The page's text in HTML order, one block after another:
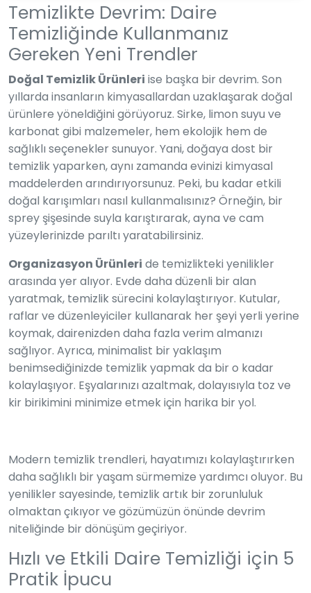
Temizlikte Devrim: Daire
Temizliğinde Kullanmanız
Gereken Yeni Trendler
Doğal Temizlik Ürünleri ise başka bir devrim. Son
yıllarda insanların kimyasallardan uzaklaşarak doğal
ürünlere yöneldiğini görüyoruz. Sirke, limon suyu ve
karbonat gibi malzemeler, hem ekolojik hem de
sağlıklı seçenekler sunuyor. Yani, doğaya dost bir
temizlik yaparken, aynı zamanda evinizi kimyasal
maddelerden arındırıyorsunuz. Peki, bu kadar etkili
doğal karışımları nasıl kullanmalısınız? Örneğin, bir
sprey şişesinde suyla karıştırarak, ayna ve cam
yüzeylerinizde parıltı yaratabilirsiniz.
Organizasyon Ürünleri de temizlikteki yenilikler
arasında yer alıyor. Evde daha düzenli bir alan
yaratmak, temizlik sürecini kolaylaştırıyor. Kutular,
raflar ve düzenleyiciler kullanarak her şeyi yerli yerine
koymak, dairenizden daha fazla verim almanızı
sağlıyor. Ayrıca, minimalist bir yaklaşım
benimsediğinizde temizlik yapmak da bir o kadar
kolaylaşıyor. Eşyalarınızı azaltmak, dolayısıyla toz ve
kir birikimini minimize etmek için harika bir yol.
Modern temizlik trendleri, hayatımızı kolaylaştırırken
daha sağlıklı bir yaşam sürmemize yardımcı oluyor. Bu
yenilikler sayesinde, temizlik artık bir zorunluluk
olmaktan çıkıyor ve gözümüzün önünde devrim
niteliğinde bir dönüşüm geçiriyor.
Hızlı ve Etkili Daire Temizliği için 5
Pratik İpucu